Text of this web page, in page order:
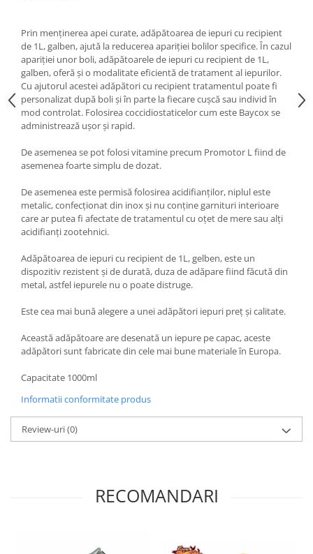
Adjuvanți Promedivet
Calciu furajer și stimulatoare ouat
Sprayuri cicatrizante
Cărţi zootehnice
Raticide
Insecticide
Cuști transport animale mici
Accesorii gard electric
Aparate gard electric
Animale de companie
Caini
Suplimente si produse de uz
veterinar
Papagali
Pesti
Pisici
Accesorii
Prin menţinerea apei curate, adăpătoarea de iepuri cu recipient
de 1L, galben, ajută la reducerea apariţiei bolilor specifice. În cazul
apariţiei unor boli, adăpătoarele de iepuri cu recipient de 1L,
galben, oferă şi o modalitate eficientă de tratament al iepurilor.
Cu ajutorul acestei adăpători cu recipient tratamentul poate fi
personalizat după boli şi în parte la fiecare cuşcă sau individ în
mod controlat. Folosirea coccidiostaticelor cum este Baycox se
administrează ușor și rapid.
De asemenea se pot folosi vitamine precum Promotor L fiind de
asemenea foarte simplu de dozat.
De asemenea este permisă folosirea acidifianților, niplul este
metalic, confecționat din inox și nu conține garnituri interioare
care ar putea fi afectate de tratamentul cu oțet de mere sau alți
acidifianți zootehnici.
Adăpătoarea de iepuri cu recipient de 1L, gelben, este un
dispozitiv rezistent şi de durată, duza de adăpare fiind făcută din
metal, astfel iepurele nu o poate distruge.
Este cea mai bună alegere a unei adăpători iepuri preț și calitate.
Această adăpătoare are desenată un iepure pe capac, aceste
adăpători sunt fabricate din cele mai bune materiale în Europa.
Capacitate 1000ml
Informatii conformitate produs
Review-uri(0)
RECOMANDARI